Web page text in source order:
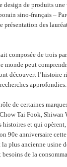
design de produits
sino-français –
présentation des
composée de trois
monde peut
découvert l’histoire
approfondies.
de certaines
Tai Fook, Shiwan
histoires et qui
90e anniversaire
plus ancienne usine
de la